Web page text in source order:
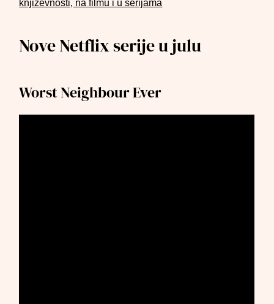
književnosti, na filmu i u serijama
Nove Netflix serije u julu
Worst Neighbour Ever